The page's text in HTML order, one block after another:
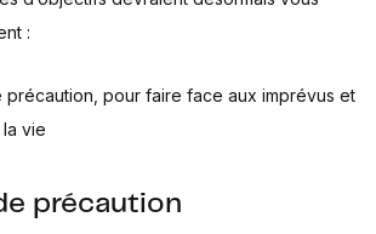
:
précaution, pour faire face aux imprévus et
vie
précaution